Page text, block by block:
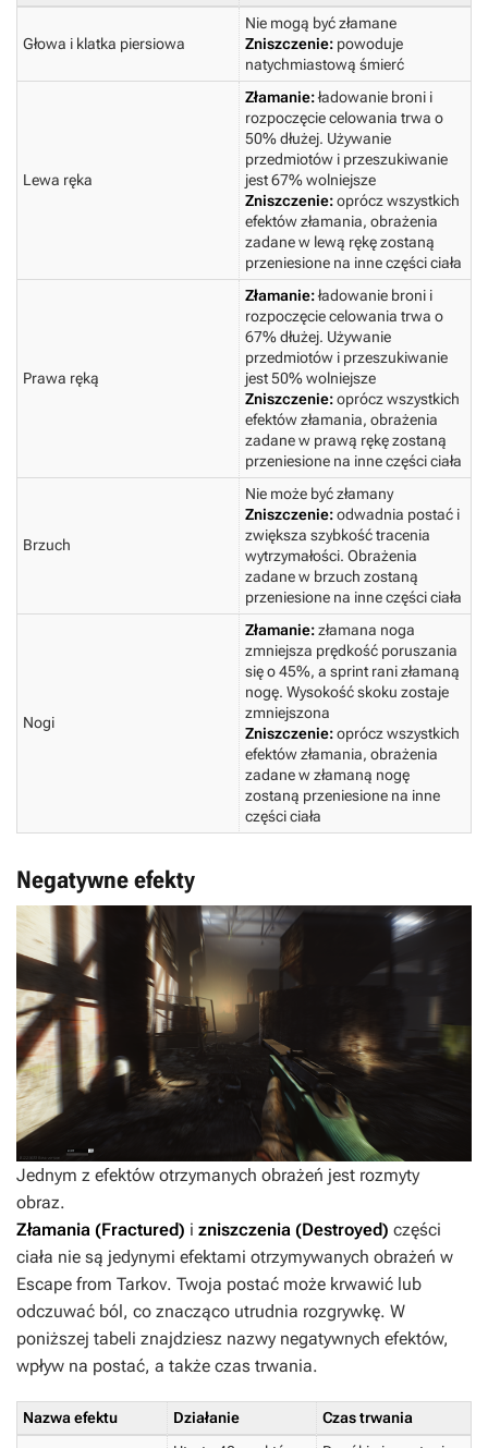
Głowa i klatka piersiowa
Nie mogą być złamane
Zniszczenie: powoduje
natychmiastową śmierć
Lewa ręka
Złamanie:ładowanie broni i
rozpoczęcie celowania trwa o
50% dłużej. Używanie
przedmiotów i przeszukiwanie
jest 67% wolniejsze
Zniszczenie:oprócz wszystkich
efektów złamania, obrażenia
zadane w lewą rękę zostaną
przeniesione na inne części ciała
Prawa ręką
Złamanie:ładowanie broni i
rozpoczęcie celowania trwa o
67% dłużej. Używanie
przedmiotów i przeszukiwanie
jest 50% wolniejsze
Zniszczenie:oprócz wszystkich
efektów złamania, obrażenia
zadane w prawą rękę zostaną
przeniesione na inne części ciała
Brzuch
Nie może być złamany
Zniszczenie:odwadnia postać i
zwiększa szybkość tracenia
wytrzymałości. Obrażenia
zadane w brzuch zostaną
przeniesione na inne części ciała
Nogi
Złamanie:złamana noga
zmniejsza prędkość poruszania
się o 45%, a sprint rani złamaną
nogę. Wysokość skoku zostaje
zmniejszona
Zniszczenie:oprócz wszystkich
efektów złamania, obrażenia
zadane w złamaną nogę
zostaną przeniesione na inne
części ciała
Negatywne efekty
Jednym z efektów otrzymanych obrażeń jest rozmyty
obraz.
Złamania (Fractured) i zniszczenia (Destroyed) części
ciała nie są jedynymi efektami otrzymywanych obrażeń w
Escape from Tarkov. Twoja postać może krwawić lub
odczuwać ból, co znacząco utrudnia rozgrywkę. W
poniższej tabeli znajdziesz nazwy negatywnych efektów,
wpływ na postać, a także czas trwania.
Nazwa efektu Działanie
Czas trwania